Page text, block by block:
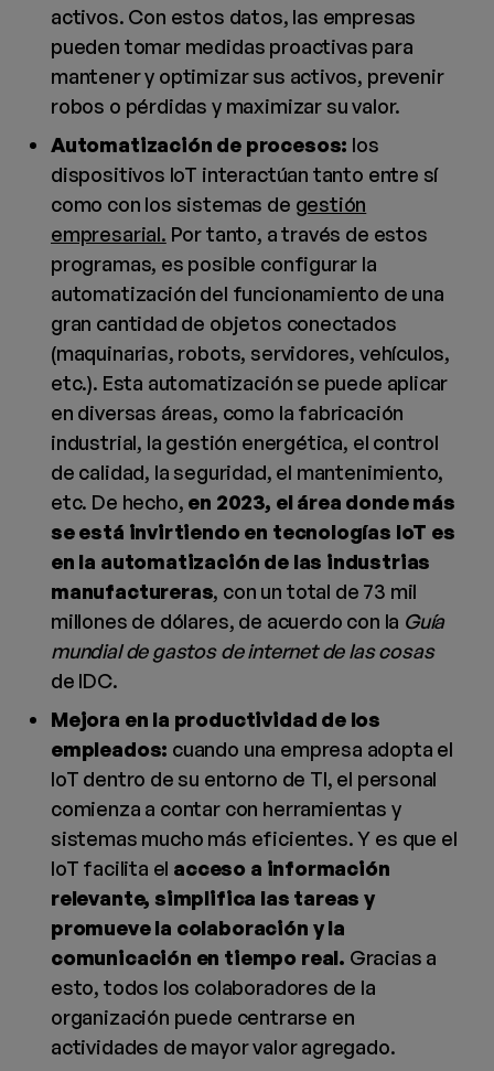
activos. Con estos datos, las empresas
pueden tomar medidas proactivas para
mantener y optimizar sus activos, prevenir
robos o pérdidas y maximizar su valor.
Automatización de procesos: los
dispositivos IoT interactúan tanto entre sí
como con los sistemas de gestión
empresarial. Por tanto, a través de estos
programas, es posible configurar la
automatización del funcionamiento de una
gran cantidad de objetos conectados
(maquinarias, robots, servidores, vehículos,
etc.). Esta automatización se puede aplicar
en diversas áreas, como la fabricación
industrial, la gestión energética, el control
de calidad, la seguridad, el mantenimiento,
etc. De hecho, en 2023, el área donde más
se está invirtiendo en tecnologías IoT es
en la automatización de las industrias
manufactureras, con un total de 73 mil
millones de dólares, de acuerdo con la Guía
mundial de gastos de internet de las cosas
de IDC.
Mejora en la productividad de los
empleados: cuando una empresa adopta el
IoT dentro de su entorno de TI, el personal
comienza a contar con herramientas y
sistemas mucho más eficientes. Y es que el
IoT facilita el acceso a información
relevante, simplifica las tareas y
promueve la colaboración y la
comunicación en tiempo real. Gracias a
esto, todos los colaboradores de la
organización puede centrarse en
actividades de mayor valor agregado.